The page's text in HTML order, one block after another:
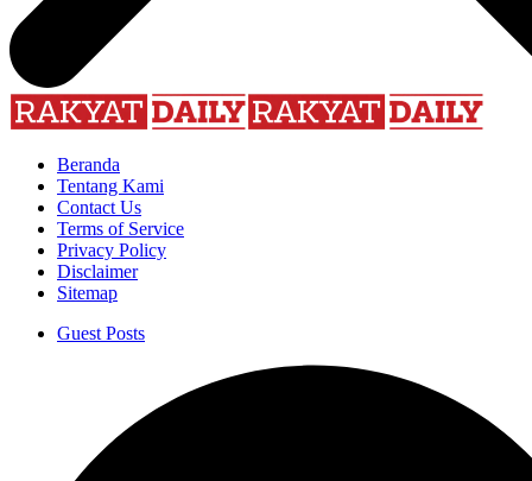
Beranda
Tentang Kami
Contact Us
Terms of Service
Privacy Policy
Disclaimer
Sitemap
Guest Posts